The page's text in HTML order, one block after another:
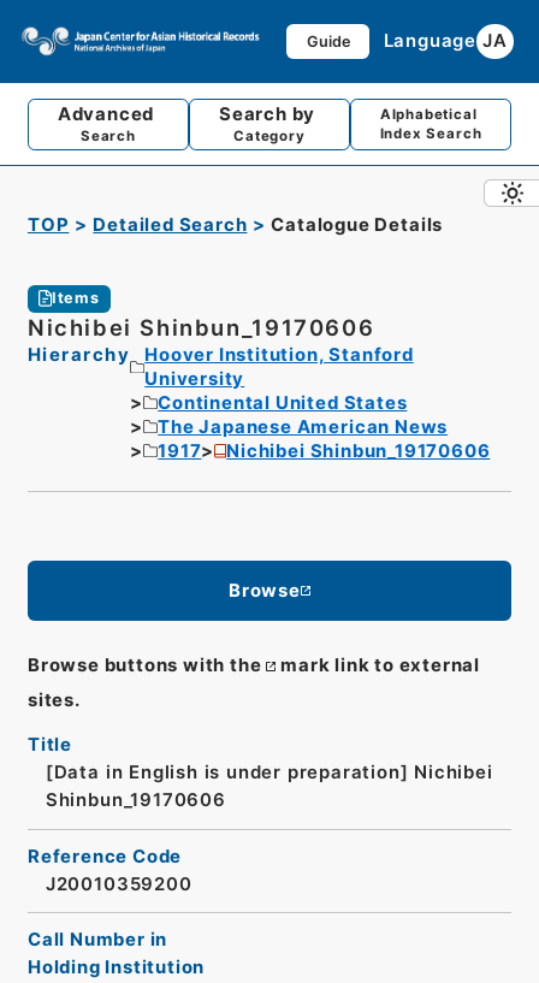
Guide Language JA
Advanced
Search
Search by
Category
Alphabetical
Index Search
TOP Detailed Search Catalogue Details
Items
Nichibei Shinbun_19170606
Hierarchy
Hoover Institution, Stanford
University
Continental United States
The Japanese American News
1917
Nichibei Shinbun_19170606
Browse
Browse buttons with the
mark link to external
sites.
Title
[Data in English is under preparation] Nichibei
Shinbun_19170606
Reference Code
J20010359200
Call Number in
Holding Institution